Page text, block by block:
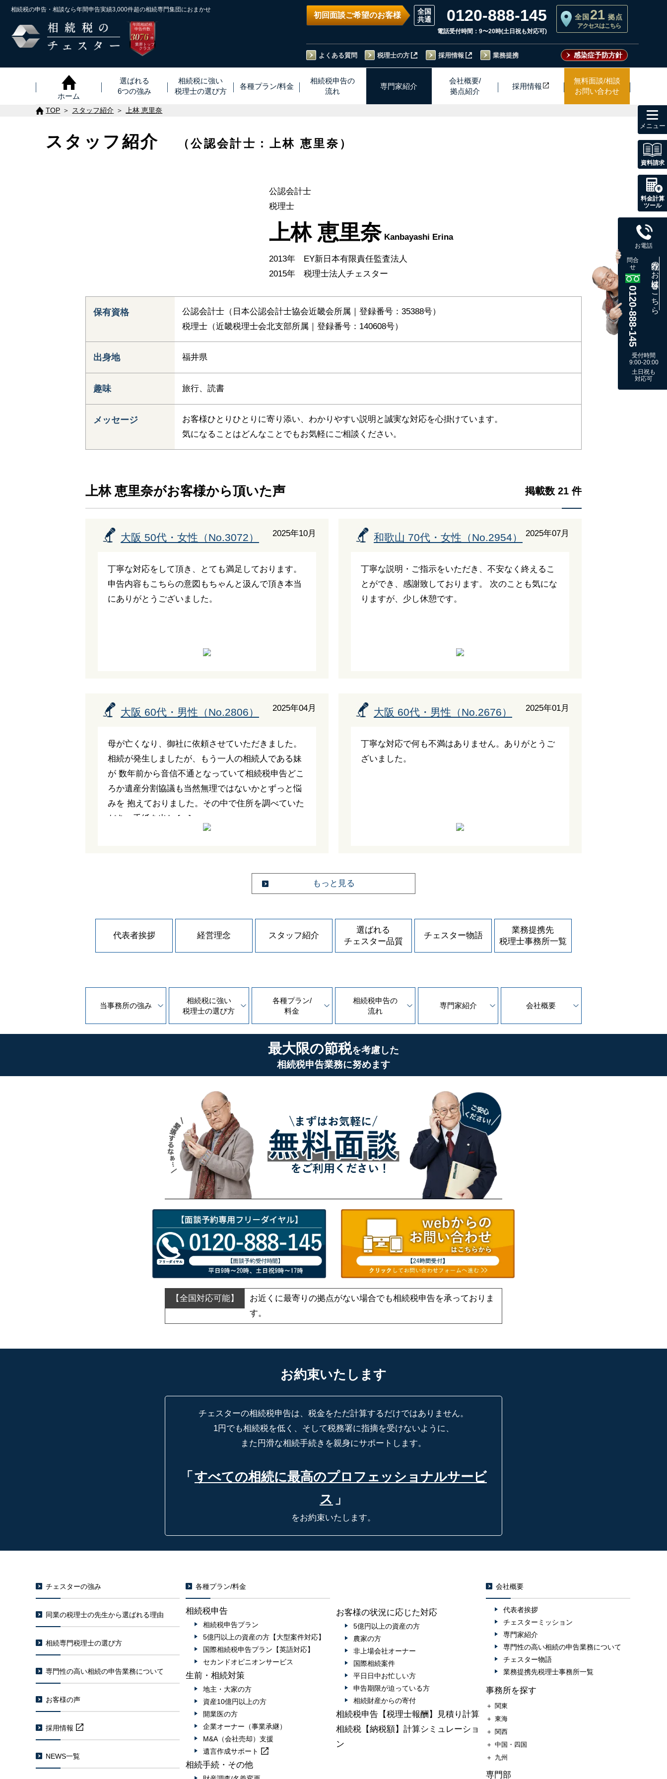
相続税の申告・相談なら年間申告実績3,000件超の相続専門集団におまかせ
年間相続税
申告件数
3076 ※
件
業界トップ
クラス
初回面談ご希望のお客様 0120-888-145
電話受付時間：9〜20時(土日祝も対応可)
全国 21 拠点
アクセスはこちら
よくある質問 税理士の方 採用情報 業務提携 感染症予防方針
ホーム
選ばれる
6つの強み
相続税に強い
税理士の選び方
各種プラン/料金
相続税申告の
流れ
専門家紹介
会社概要/
拠点紹介
採用情報
無料面談/相談
お問い合わせ
TOP スタッフ紹介 上林 恵里奈
スタッフ紹介 （公認会計士：上林 恵里奈）
公認会計士
税理士
上林 恵里奈 Kanbayashi Erina
2013年 EY新日本有限責任監査法人
2015年 税理士法人チェスター
保有資格
公認会計士（日本公認会計士協会近畿会所属｜登録番号：35388号）
税理士（近畿税理士会北支部所属｜登録番号：140608号）
出身地 福井県
趣味 旅行、読書
メッセージ
お客様ひとりひとりに寄り添い、わかりやすい説明と誠実な対応を心掛けています。
気になることはどんなことでもお気軽にご相談ください。
上林 恵里奈がお客様から頂いた声 掲載数 21 件
2025年10月
大阪 50代・女性（No.3072）
丁寧な対応をして頂き、とても満足しております。
申告内容もこちらの意図もちゃんと汲んで頂き本当
にありがとうございました。
2025年07月
和歌山 70代・女性（No.2954）
丁寧な説明・ご指示をいただき、不安なく終えるこ
とができ、感謝致しております。 次のことも気にな
りますが、少し休憩です。
2025年04月
大阪 60代・男性（No.2806）
母が亡くなり、御社に依頼させていただきました。
相続が発生しましたが、もう一人の相続人である妹
が 数年前から音信不通となっていて相続税申告どこ
ろか遺産分割協議も当然無理ではないかとずっと悩
みを 抱えておりました。その中で住所を調べていた
だき、手紙を出し […]
2025年01月
大阪 60代・男性（No.2676）
丁寧な対応で何も不満はありません。ありがとうご
ざいました。
もっと見る
代表者挨拶 経営理念 スタッフ紹介
選ばれる
チェスター品質
チェスター物語
業務提携先
税理士事務所一覧
当事務所の強み
相続税に強い
税理士の選び方
各種プラン/
料金
相続税申告の
流れ
専門家紹介 会社概要
最大限の節税を考慮した
相続税申告業務に努めます
お近くに最寄りの拠点がない場合でも相続税申告を承っておりま
す。
お約束いたします
チェスターの相続税申告は、税金をただ計算するだけではありません。
1円でも相続税を低く、そして税務署に指摘を受けないように、
また円滑な相続手続きを親身にサポートします。
「 すべての相続に最高のプロフェッショナルサービ
ス 」
をお約束いたします。
資料請求
料金計算
ツール
お電話
問合
せ
0120-888-145
既存のお客様はこちら
受付時間
9:00-20:00
土日祝も
対応可
チェスターの強み
同業の税理士の先生から選ばれる理由
相続専門税理士の選び方
専門性の高い相続の申告業務について
お客様の声
採用情報
NEWS一覧
各種プラン/料金
相続税申告
相続税申告プラン
5億円以上の資産の方【大型案件対応】
国際相続税申告プラン【英語対応】
セカンドオピニオンサービス
生前・相続対策
地主・大家の方
資産10億円以上の方
開業医の方
企業オーナー（事業承継）
M&A（会社売却）支援
遺言作成サポート
相続手続・その他
お客様の状況に応じた対応
5億円以上の資産の方
農家の方
非上場会社オーナー
国際相続案件
平日日中お忙しい方
申告期限が迫っている方
相続財産からの寄付
相続税申告【税理士報酬】見積り計算
相続税【納税額】計算シミュレーショ
ン
会社概要
代表者挨拶
チェスターミッション
専門家紹介
専門性の高い相続の申告業務について
チェスター物語
業務提携先税理士事務所一覧
事務所を探す
＋ 関東
＋ 東海
＋ 関西
＋ 中国・四国
＋ 九州
専門部